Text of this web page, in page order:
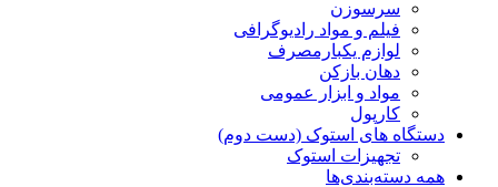
سرسوزن
فیلم و مواد رادیوگرافی
لوازم یکبارمصرف
دهان بازکن
مواد و ابزار عمومی
کارپول
دستگاه های استوک (دست دوم)
تجهیزات استوک
همه دسته‌بندی‌ها